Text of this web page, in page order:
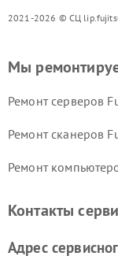
2021-2026 © СЦ
Мы
Ремонт серверов
Ремонт сканеров
Ремонт
Контакты
Адрес